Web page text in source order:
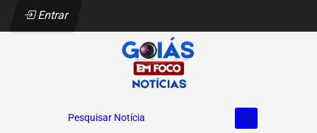
Entrar
Pesquisar Notícia